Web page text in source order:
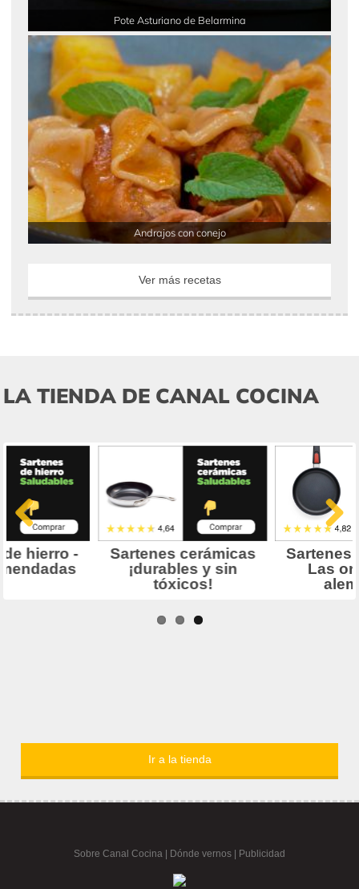
Pote Asturiano de Belarmina
Andrajos con conejo
Ver más recetas
LA TIENDA DE CANAL COCINA
Ir a la tienda
Sobre Canal Cocina Dónde vernos | Publicidad